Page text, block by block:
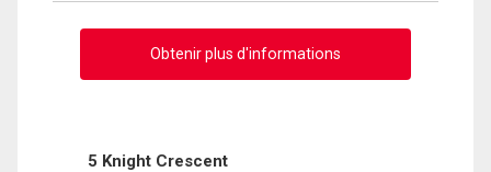
Obtenir plus d'informations
5 Knight Crescent